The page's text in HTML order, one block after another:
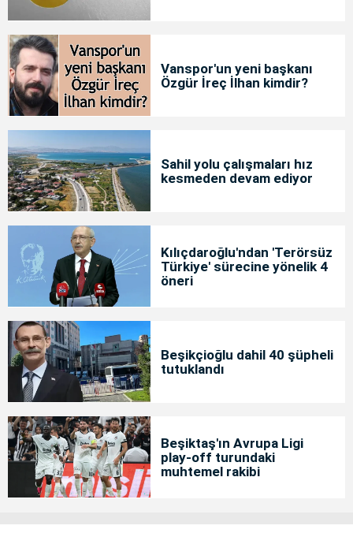
Vanspor'un yeni başkanı
Özgür İreç İlhan kimdir?
Sahil yolu çalışmaları hız
kesmeden devam ediyor
Kılıçdaroğlu'ndan 'Terörsüz
Türkiye' sürecine yönelik 4
öneri
Beşikçioğlu dahil 40 şüpheli
tutuklandı
Beşiktaş'ın Avrupa Ligi
play-off turundaki
muhtemel rakibi